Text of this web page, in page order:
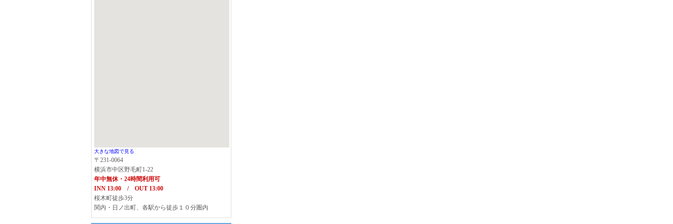
大きな地図で見る
〒231-0064
横浜市中区野毛町1-22
年中無休・24時間利用可
INN 13:00 / OUT 13:00
桜木町徒歩3分
関内・日ノ出町、各駅から徒歩１０分圏内